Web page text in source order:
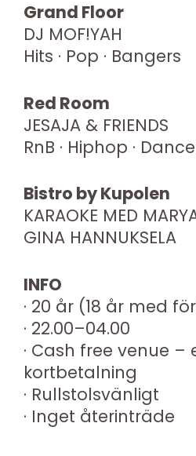
Grand Floor
DJ MOF!YAH
Hits · Pop · Bangers
Red Room
JESAJA & FRIENDS
RnB · Hiphop ·
Bistro by Kupolen
KARAOKE MED
GINA HANNUKSELA
INFO
· 20 år (18 år med
· 22.00–04.00
· Cash free venue –
kortbetalning
· Rullstolsvänligt
· Inget återinträde